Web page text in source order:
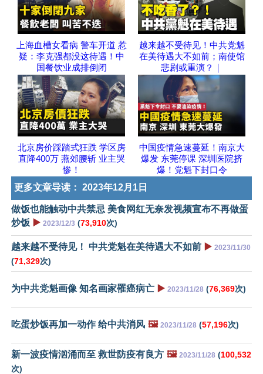
上海血槽女看病 警车开道 惹
疑：李克强都没这待遇！中
国餐饮业成排倒闭
越来越不受待见！中共党魁
在美待遇大不如前；南使馆
悲剧或重演？｜
北京房价踩踏式狂跌 学区房
直降400万 燕郊腰斩 业主哭
惨！
中国疫情急速蔓延！南京大
爆发 东莞停课 深圳医院挤
爆！党魁下封口令
更多文章导读： 2023年12月1日
做饭也能触动中共禁忌 美食网红无奈发视频宣布不再做蛋
炒饭 ▶️ 2023/12/3 (73,910次)
越来越不受待见！ 中共党魁在美待遇大不如前 ▶️ 2023/11/30
(71,329次)
为中共党魁画像 知名画家罹癌病亡 ▶️ 2023/11/28 (76,369次)
吃蛋炒饭再加一动作 给中共消风 🖼️ 2023/11/28 (57,196次)
新一波疫情汹涌而至 救世防疫有良方 🖼️ 2023/11/28 (100,532
次)